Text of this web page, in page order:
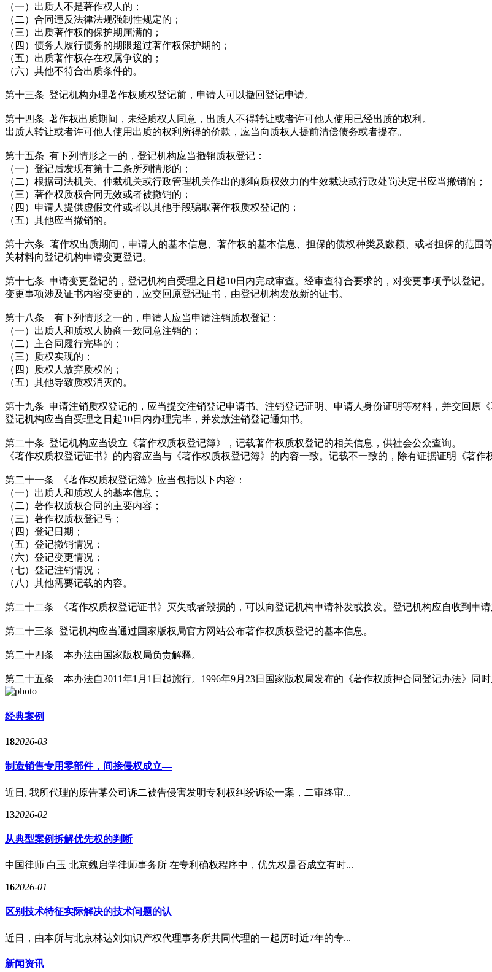
（一）出质人不是著作权人的；
（二）合同违反法律法规强制性规定的；
（三）出质著作权的保护期届满的；
（四）债务人履行债务的期限超过著作权保护期的；
（五）出质著作权存在权属争议的；
（六）其他不符合出质条件的。
第十三条 登记机构办理著作权质权登记前，申请人可以撤回登记申请。
第十四条 著作权出质期间，未经质权人同意，出质人不得转让或者许可他人使用已经出质的权利。
出质人转让或者许可他人使用出质的权利所得的价款，应当向质权人提前清偿债务或者提存。
第十五条 有下列情形之一的，登记机构应当撤销质权登记：
（一）登记后发现有第十二条所列情形的；
（二）根据司法机关、仲裁机关或行政管理机关作出的影响质权效力的生效裁决或行政处罚决定书应当撤销的；
（三）著作权质权合同无效或者被撤销的；
（四）申请人提供虚假文件或者以其他手段骗取著作权质权登记的；
（五）其他应当撤销的。
第十六条 著作权出质期间，申请人的基本信息、著作权的基本信息、担保的债权种类及数额、或者担保的范
关材料向登记机构申请变更登记。
第十七条 申请变更登记的，登记机构自受理之日起10日内完成审查。经审查符合要求的，对变更事项予以登记。
变更事项涉及证书内容变更的，应交回原登记证书，由登记机构发放新的证书。
第十八条 有下列情形之一的，申请人应当申请注销质权登记：
（一）出质人和质权人协商一致同意注销的；
（二）主合同履行完毕的；
（三）质权实现的；
（四）质权人放弃质权的；
（五）其他导致质权消灭的。
第十九条 申请注销质权登记的，应当提交注销登记申请书、注销登记证明、申请人身份证明等材料，并交回原《
登记机构应当自受理之日起10日内办理完毕，并发放注销登记通知书。
第二十条 登记机构应当设立《著作权质权登记簿》，记载著作权质权登记的相关信息，供社会公众查询。
《著作权质权登记证书》的内容应当与《著作权质权登记簿》的内容一致。记载不一致的，除有证据证明《著
第二十一条 《著作权质权登记簿》应当包括以下内容：
（一）出质人和质权人的基本信息；
（二）著作权质权合同的主要内容；
（三）著作权质权登记号；
（四）登记日期；
（五）登记撤销情况；
（六）登记变更情况；
（七）登记注销情况；
（八）其他需要记载的内容。
第二十二条 《著作权质权登记证书》灭失或者毁损的，可以向登记机构申请补发或换发。登记机构应自收到申请
第二十三条 登记机构应当通过国家版权局官方网站公布著作权质权登记的基本信息。
第二十四条 本办法由国家版权局负责解释。
第二十五条 本办法自2011年1月1日起施行。1996年9月23日国家版权局发布的《著作权质押合同登记办法》同时
经典案例
182026-03
制造销售专用零部件，间接侵权成立—
近日, 我所代理的原告某公司诉二被告侵害发明专利权纠纷诉讼一案，二审终审...
132026-02
从典型案例拆解优先权的判断
中国律师 白玉 北京魏启学律师事务所 在专利确权程序中，优先权是否成立有时...
162026-01
区别技术特征实际解决的技术问题的认
近日，由本所与北京林达刘知识产权代理事务所共同代理的一起历时近7年的专...
新闻资讯